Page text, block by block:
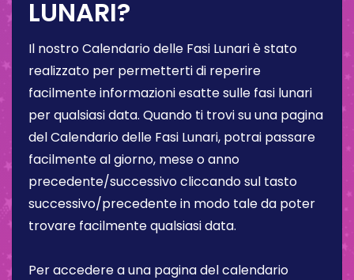
LUNARI?
Il nostro Calendario delle Fasi Lunari è stato
realizzato per permetterti di reperire
facilmente informazioni esatte sulle fasi lunari
per qualsiasi data. Quando ti trovi su una pagina
del Calendario delle Fasi Lunari, potrai passare
facilmente al giorno, mese o anno
precedente/successivo cliccando sul tasto
successivo/precedente in modo tale da poter
trovare facilmente qualsiasi data.
Per accedere a una pagina del calendario